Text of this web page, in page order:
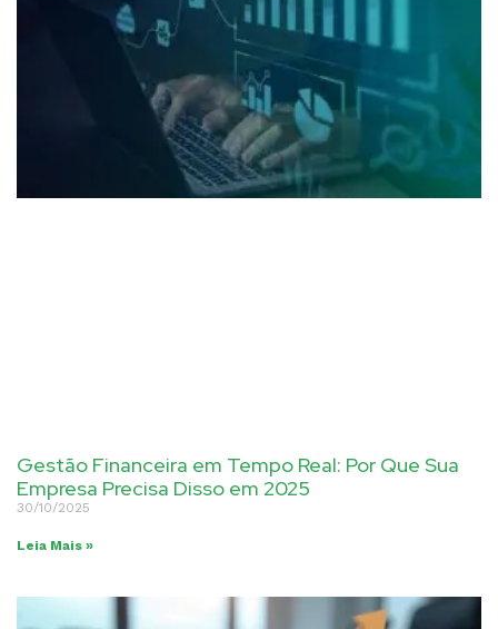
Gestão Financeira em Tempo Real: Por Que Sua
Empresa Precisa Disso em 2025
30/10/2025
Leia Mais »